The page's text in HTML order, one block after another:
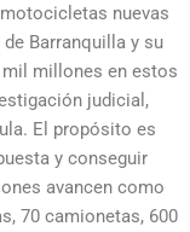
nuevas
Barranquilla y su
millones en estos
judicial,
El propósito es
y conseguir
avancen como
70 camionetas, 600